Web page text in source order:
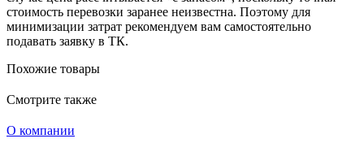
стоимость перевозки заранее неизвестна. Поэтому для
минимизации затрат рекомендуем вам самостоятельно
подавать заявку в ТК.
Похожие товары
Смотрите также
О компании